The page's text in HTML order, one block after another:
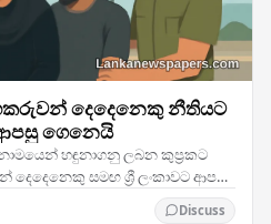
දෙදෙනෙකු නීතියට
ආපසු ගෙනෙයි
හඳුනාගනු ලබන කුප්‍රකට
සමඟ ශ්‍රී ලංකාවට ආපසු
Discuss